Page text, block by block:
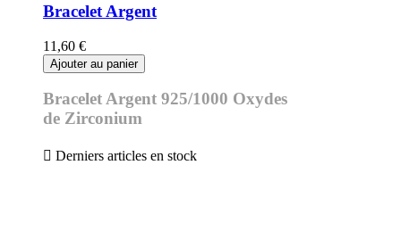
Bracelet Argent
11,60 €
Ajouter au panier
Bracelet Argent 925/1000 Oxydes
de Zirconium
 Derniers articles en stock